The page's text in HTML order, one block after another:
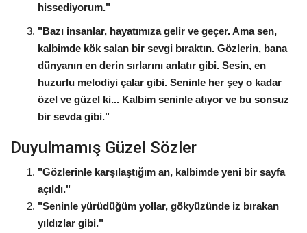
hissediyorum."
"Bazı insanlar, hayatımıza gelir ve geçer. Ama sen,
kalbimde kök salan bir sevgi bıraktın. Gözlerin, bana
dünyanın en derin sırlarını anlatır gibi. Sesin, en
huzurlu melodiyi çalar gibi. Seninle her şey o kadar
özel ve güzel ki... Kalbim seninle atıyor ve bu sonsuz
bir sevda gibi."
Duyulmamış Güzel Sözler
"Gözlerinle karşılaştığım an, kalbimde yeni bir sayfa
açıldı."
"Seninle yürüdüğüm yollar, gökyüzünde iz bırakan
yıldızlar gibi."